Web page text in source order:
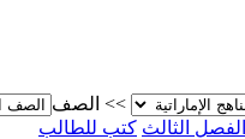
>> الصف
الفصل الثالث كتب للطالب